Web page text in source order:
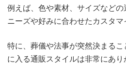
例えば、色や素材、サイズなど
ニーズや好みに合わせたカスタマ
特に、葬儀や法事が突然決まる
に入る通販スタイルは非常にあ